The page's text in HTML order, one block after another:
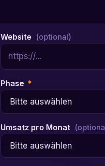
Website (optional)
Phase *
Umsatz pro Monat